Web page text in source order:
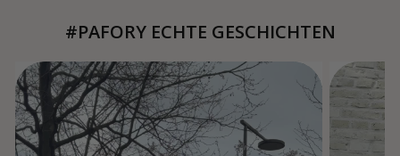
#PAFORY ECHTE GESCHICHTEN